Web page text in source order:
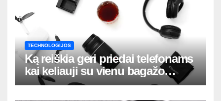
TECHNOLOGIJOS
Ką reiškia geri priedai telefonams
kai keliauji su vienu bagažo
krepšiu